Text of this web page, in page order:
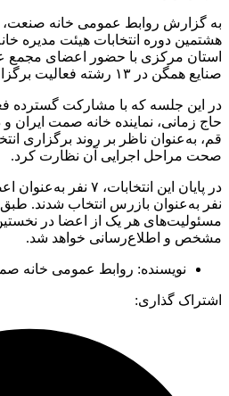
به گزارش روابط عمومی خانه صنعت،
هشتمین دوره انتخابات هیئت مدیره
استان مرکزی با حضور اعضای
صنایع همگن در ۱۳ رشته فعالیت برگزار شد.
در این جلسه که با مشارکت گسترده
حاج زمانی، نماینده خانه صمت ایران
قم، به‌عنوان ناظر بر روند برگزاری
صحت مراحل اجرایی آن نظارت کرد.
در پایان این
نفر به‌عنوان بازرس انتخاب شدند. طبق
مسئولیت‌های هر یک از اعضا در
مشخص و اطلاع‌رسانی خواهد شد.
نویسنده: روابط عمومی خانه
اشتراک گذاری: